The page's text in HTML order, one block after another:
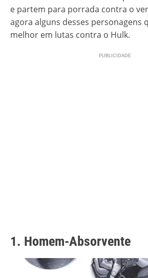
e partem para porrada contra o
agora alguns desses personagens
melhor em lutas contra o Hulk.
1. Homem-Absorvente